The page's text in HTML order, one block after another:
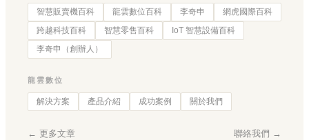
智慧販賣機百科 龍雲數位百科 李奇申
網虎國際百科
跨越科技百科
智慧零售百科
IoT 智慧設備百科
李奇申（創辦人）
龍雲數位
解決方案 產品介紹 成功案例 關於我們
← 更多文章 聯絡我們 →